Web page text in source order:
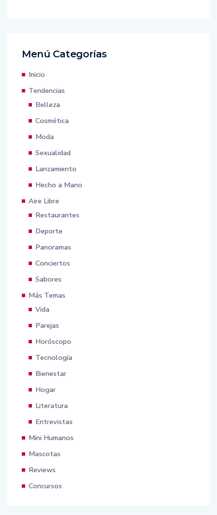
Menú Categorías
Inicio
Tendencias
Belleza
Cosmética
Moda
Sexualidad
Lanzamiento
Hecho a Mano
Aire Libre
Restaurantes
Deporte
Panoramas
Conciertos
Sabores
Más Temas
Vida
Parejas
Horóscopo
Tecnología
Bienestar
Hogar
Literatura
Entrevistas
Mini Humanos
Mascotas
Reviews
Concursos